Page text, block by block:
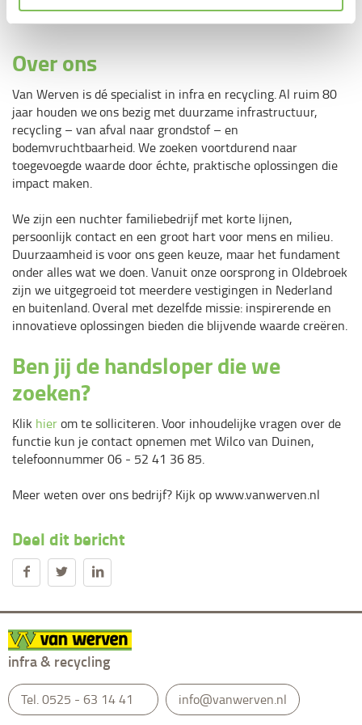
verbonden te blijven met collega’s.
Over ons
Van Werven is dé specialist in infra en recycling. Al ruim 80
jaar houden we ons bezig met duurzame infrastructuur,
recycling – van afval naar grondstof – en
bodemvruchtbaarheid. We zoeken voortdurend naar
toegevoegde waarde door échte, praktische oplossingen die
impact maken.
We zijn een nuchter familiebedrijf met korte lijnen,
persoonlijk contact en een groot hart voor mens en milieu.
Duurzaamheid is voor ons geen keuze, maar het fundament
onder alles wat we doen. Vanuit onze oorsprong in Oldebroek
zijn we uitgegroeid tot meerdere vestigingen in Nederland
en buitenland. Overal met dezelfde missie: inspirerende en
innovatieve oplossingen bieden die blijvende waarde creëren.
Ben jij de handsloper die we
zoeken?
Klik hierom te solliciteren. Voor inhoudelijke vragen over de
functie kun je contact opnemen met Wilco van Duinen,
telefoonnummer 06 - 52 41 36 85.
Meer weten over ons bedrijf? Kijk op www.vanwerven.nl
Deel dit bericht
infra & recycling
Tel.0525 - 63 14 41 info@vanwerven.nl